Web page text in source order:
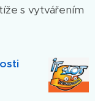
s vytvářením